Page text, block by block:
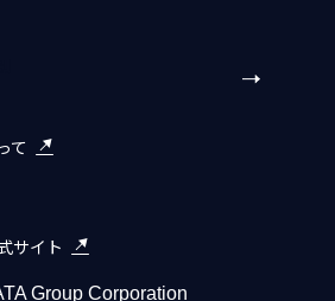
て
サイト
Group Corporation